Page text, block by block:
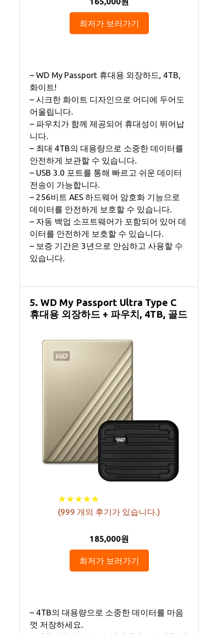
최저가 보러가기
– WD My Passport 휴대용 외장하드, 4TB,
화이트!
– 시크한 화이트 디자인으로 어디에 두어도
어울립니다.
– 파우치가 함께 제공되어 휴대성이 뛰어납
니다.
– 최대 4TB의 대용량으로 소중한 데이터를
안전하게 보관할 수 있습니다.
– USB 3.0 포트를 통해 빠르고 쉬운 데이터
전송이 가능합니다.
– 256비트 AES 하드웨어 암호화 기능으로
데이터를 안전하게 보호할 수 있습니다.
– 자동 백업 소프트웨어가 포함되어 있어 데
이터를 안전하게 보호할 수 있습니다.
– 보증 기간은 3년으로 안심하고 사용할 수
있습니다.
5. WD My Passport Ultra Type C
휴대용 외장하드 + 파우치, 4TB, 골드
★★★★★
★★★★★
(999 개의 후기가 있습니다.)
185,000원
최저가 보러가기
– 4TB의 대용량으로 소중한 데이터를 마음
껏 저장하세요.